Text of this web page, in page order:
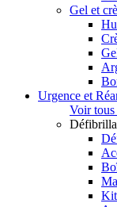
Gel et
Urgence et
Voir tous
Kit